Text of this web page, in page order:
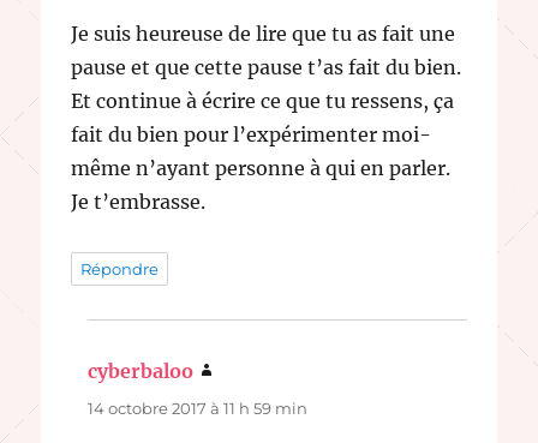
Je suis heureuse de lire que tu as fait une
pause et que cette pause t’as fait du bien.
Et continue à écrire ce que tu ressens, ça
fait du bien pour l’expérimenter moi-
même n’ayant personne à qui en parler.
Je t’embrasse.
Répondre
cyberbaloo
14 octobre 2017 à 11 h 59 min